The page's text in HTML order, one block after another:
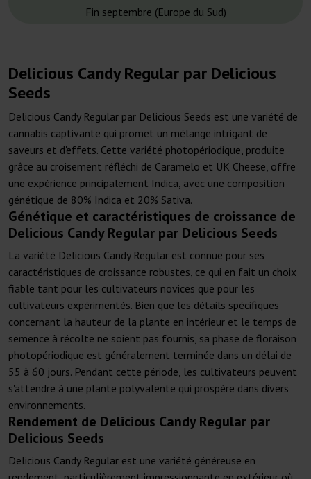
Fin septembre (Europe du Sud)
Delicious Candy Regular par Delicious
Seeds
Delicious Candy Regular par Delicious Seeds est une variété de
cannabis captivante qui promet un mélange intrigant de
saveurs et d'effets. Cette variété photopériodique, produite
grâce au croisement réfléchi de Caramelo et UK Cheese, offre
une expérience principalement Indica, avec une composition
génétique de 80% Indica et 20% Sativa.
Génétique et caractéristiques de croissance de
Delicious Candy Regular par Delicious Seeds
La variété Delicious Candy Regular est connue pour ses
caractéristiques de croissance robustes, ce qui en fait un choix
fiable tant pour les cultivateurs novices que pour les
cultivateurs expérimentés. Bien que les détails spécifiques
concernant la hauteur de la plante en intérieur et le temps de
semence à récolte ne soient pas fournis, sa phase de floraison
photopériodique est généralement terminée dans un délai de
55 à 60 jours. Pendant cette période, les cultivateurs peuvent
s'attendre à une plante polyvalente qui prospère dans divers
environnements.
Rendement de Delicious Candy Regular par
Delicious Seeds
Delicious Candy Regular est une variété généreuse en